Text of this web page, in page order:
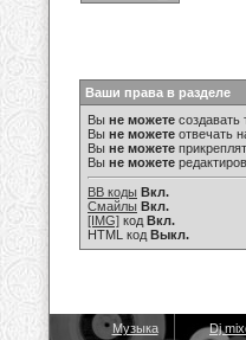
Ваши права в разделе
Вы не можете создавать
Вы не можете отвечать
Вы не можете
Вы не можете
BB коды Вкл.
Смайлы Вкл.
[IMG] код Вкл.
HTML код Выкл.
Музыка Dj